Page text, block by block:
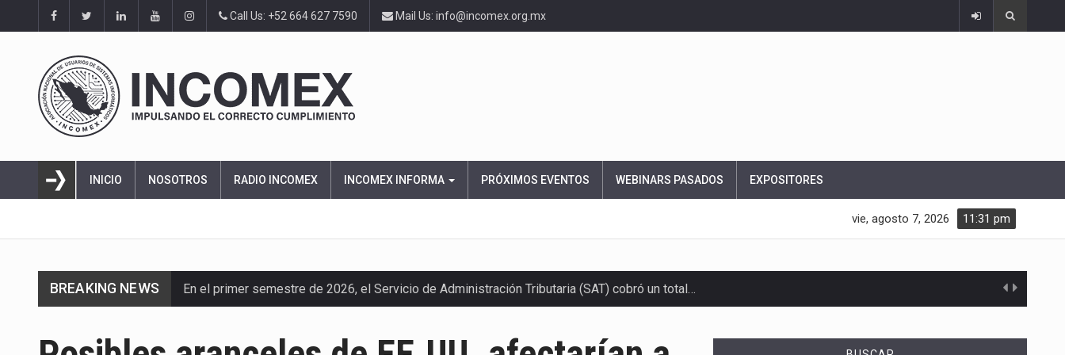
Call Us: +52 664 627 7590 Mail Us: info@incomex.org.mx
INICIO NOSOTROS RADIO INCOMEX INCOMEX INFORMA PRÓXIMOS EVENTOS WEBINARS PASADOS EXPOSITORES
11:31 pm
vie, agosto 7, 2026
BREAKING NEWS En el primer semestre de 2026, el Servicio de Administración Tributaria (SAT) cobró un total…